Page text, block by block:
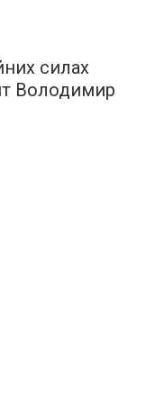
силах
Володимир